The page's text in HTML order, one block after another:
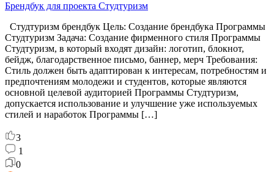
Брендбук для проекта Студтуризм
Студтуризм брендбук Цель: Создание брендбука Программы
Студтуризм Задача: Создание фирменного стиля Программы
Студтуризм, в который входят дизайн: логотип, блокнот,
бейдж, благодарственное письмо, баннер, мерч Требования:
Стиль должен быть адаптирован к интересам, потребностям и
предпочтениям молодежи и студентов, которые являются
основной целевой аудиторией Программы Студтуризм,
допускается использование и улучшение уже используемых
стилей и наработок Программы […]
3
1
0